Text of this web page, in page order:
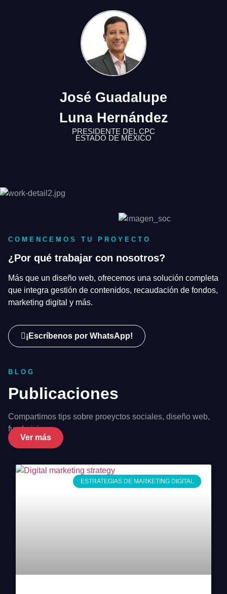
José Guadalupe
Luna Hernández
PRESIDENTE DEL CPC
ESTADO DE MÉXICO
COMENCEMOS TU PROYECTO
¿Por qué trabajar con nosotros?
Más que un diseño web, ofrecemos una solución completa
que integra gestión de contenidos, recaudación de fondos,
marketing digital y más.
¡Escríbenos por WhatsApp!
BLOG
Publicaciones
Compartimos tips sobre proeyctos sociales, diseño web,
fundraising…
Ver más
ESTRATEGIAS DE MARKETING DIGITAL